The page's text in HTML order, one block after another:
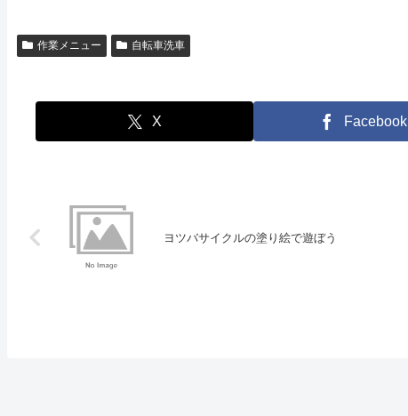
作業メニュー 自転車洗車
X Facebook
ヨツバサイクルの塗り絵で遊ぼう